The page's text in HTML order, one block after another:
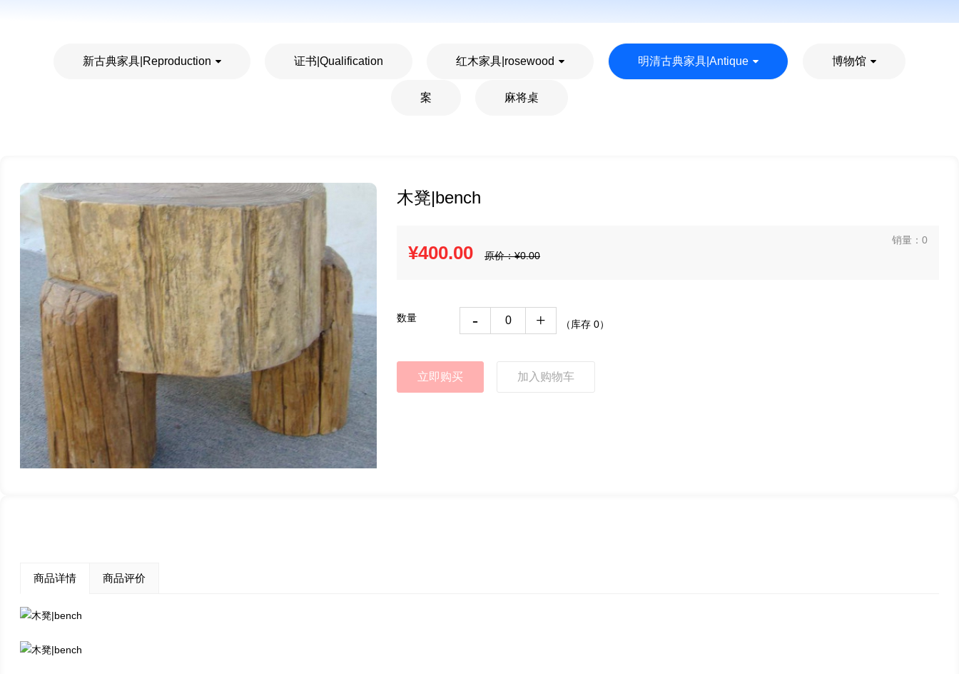
新古典家具|Reproduction 证书|Qualification 红木家具|rosewood 明清古典家具|Antique 博物馆
案 麻将桌
木凳|bench
¥400.00 原价：¥0.00
销量：0
数量 - + （库存 0）
立即购买 加入购物车
商品详情 商品评价